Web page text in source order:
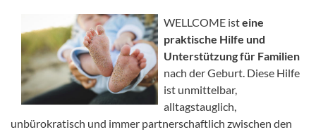
WELLCOME isteine
praktische Hilfe und
Unterstützung für Familien
nach der Geburt. Diese Hilfe
ist unmittelbar,
alltagstauglich,
unbürokratisch und immer partnerschaftlich zwischen den